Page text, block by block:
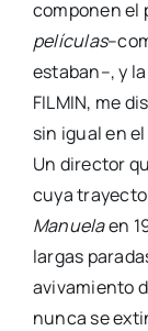
componen el
películas
estaban–, y
FILMIN, me
sin igual en
Un director
cuya
Manuelaen
largas
avivamiento
nunca se